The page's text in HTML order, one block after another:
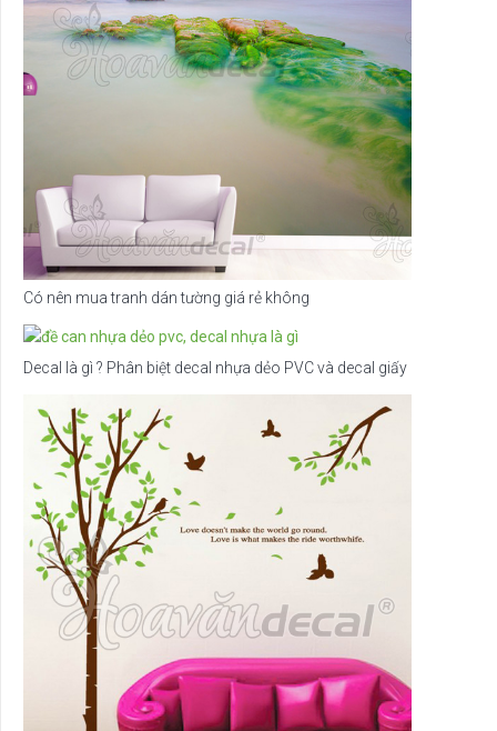
Có nên mua tranh dán tường giá rẻ không
Decal là gì ? Phân biệt decal nhựa dẻo PVC và decal giấy